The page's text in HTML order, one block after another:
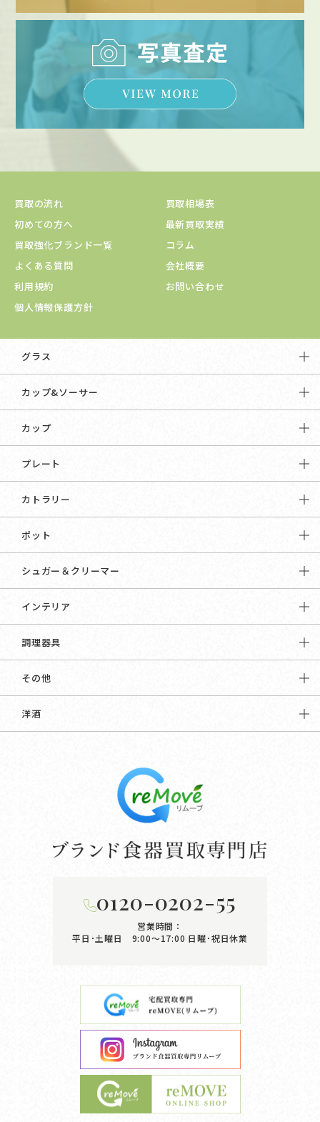
買取の流れ
買取相場表
初めての方へ
最新買取実績
買取強化ブランド一覧
コラム
よくある質問
会社概要
利用規約
お問い合わせ
個人情報保護方針
グラス
カップ&ソーサー
カップ
プレート
カトラリー
ポット
シュガー＆クリーマー
インテリア
調理器具
その他
洋酒
0120-0202-55
営業時間：
平日･土曜日 9:00〜17:00 日曜･祝日休業